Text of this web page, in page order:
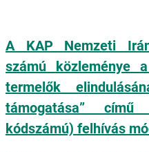
A KAP Nemzeti
számú közleménye
termelők
támogatása” című
kódszámú) felhívás